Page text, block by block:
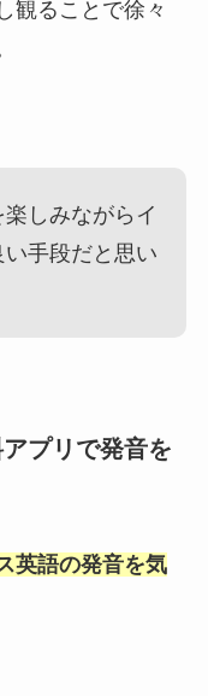
観ることで徐々
しみながらイ
手段だと思い
プリで発音を
英語の発音を気